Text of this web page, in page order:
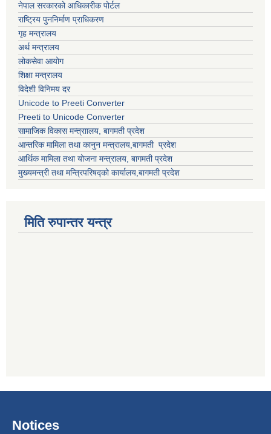
नेपाल सरकारको आधिकारीक पोर्टल
राष्ट्रिय पुननिर्माण प्राधिकरण
गृह मन्त्रालय
अर्थ मन्त्रालय
लोकसेवा आयोग
शिक्षा मन्त्रालय
विदेशी विनिमय दर
Unicode to Preeti Converter
Preeti to Unicode Converter
सामाजिक विकास मन्त्राालय, बागमती प्रदेश
आन्तरिक मामिला तथा कानुन मन्त्रालय,बागमती प्रदेश
आर्थिक मामिला तथा योजना मन्त्रालय, बागमती प्रदेश
मुख्यमन्त्री तथा मन्त्रिपरिषद्को कार्यालय,बागमती प्रदेश
मिति रुपान्तर यन्त्र
Notices